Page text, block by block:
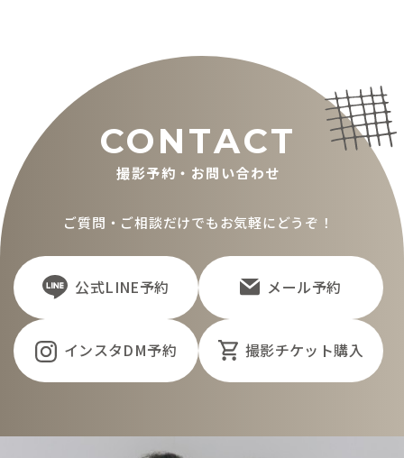
CONTACT
撮影予約・お問い合わせ
ご質問・ご相談だけでもお気軽にどうぞ！
公式LINE予約 メール予約
インスタDM予約 撮影チケット購入